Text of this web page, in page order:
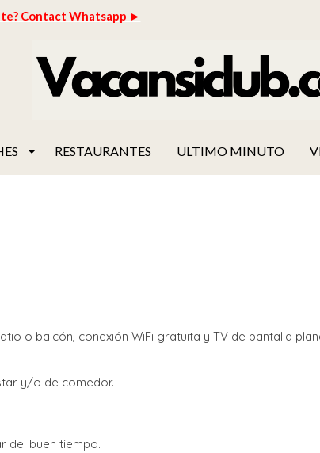
Contact Whatsapp ►
RESTAURANTES ULTIMO MINUTO
o balcón, conexión WiFi gratuita y TV de pantalla
y/o de comedor.
del buen tiempo.